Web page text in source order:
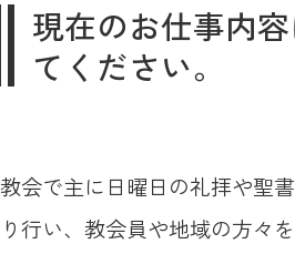
現在のお仕事内
てください。
教会で主に日曜日の礼拝や聖
り行い、教会員や地域の方々